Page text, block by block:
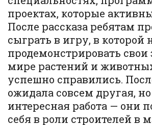
проектах, которые
После рассказа ребятам
сыграть в игру, в
продемонстрировать свои
мире растений и
успешно справились.
ожидала совсем другая,
интересная работа — они
себя в роли строителей в